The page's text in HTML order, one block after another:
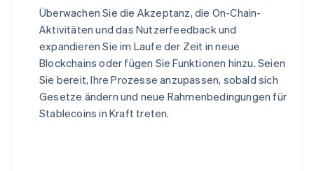
Überwachen Sie die Akzeptanz, die On-Chain-
Aktivitäten und das Nutzerfeedback und
expandieren Sie im Laufe der Zeit in neue
Blockchains oder fügen Sie Funktionen hinzu. Seien
Sie bereit, Ihre Prozesse anzupassen, sobald sich
Gesetze ändern und neue Rahmenbedingungen für
Stablecoins in Kraft treten.